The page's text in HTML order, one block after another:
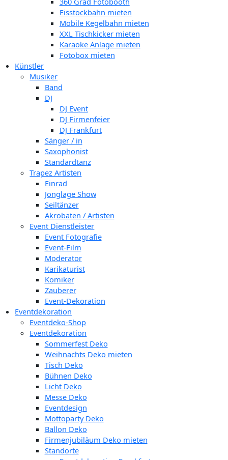
Eisstockbahn mieten
Mobile Kegelbahn mieten
XXL Tischkicker mieten
Karaoke Anlage mieten
Fotobox mieten
Künstler
Musiker
Band
DJ
DJ Event
DJ Firmenfeier
DJ Frankfurt
Sänger / in
Saxophonist
Standardtanz
Trapez Artisten
Einrad
Jonglage Show
Seiltänzer
Akrobaten / Artisten
Event Dienstleister
Event Fotografie
Event-Film
Moderator
Karikaturist
Komiker
Zauberer
Event-Dekoration
Eventdekoration
Eventdeko-Shop
Eventdekoration
Sommerfest Deko
Weihnachts Deko mieten
Tisch Deko
Bühnen Deko
Licht Deko
Messe Deko
Eventdesign
Mottoparty Deko
Ballon Deko
Firmenjubiläum Deko mieten
Standorte